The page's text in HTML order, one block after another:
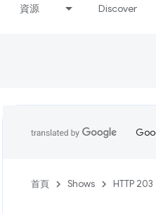
資源 Discover
首頁 Shows HTTP 203